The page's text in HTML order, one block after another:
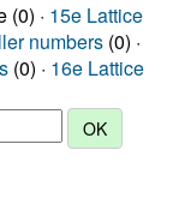
(0) · 15e Lattice
numbers (0) ·
(0) · 16e Lattice